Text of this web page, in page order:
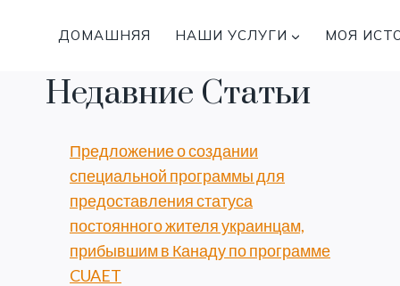
ДОМАШНЯЯ НАШИ УСЛУГИ МОЯ
Недавние Статьи
Предложение о создании
специальной программы для
предоставления статуса
постоянного жителя украинцам,
прибывшим в Канаду по программе
CUAET